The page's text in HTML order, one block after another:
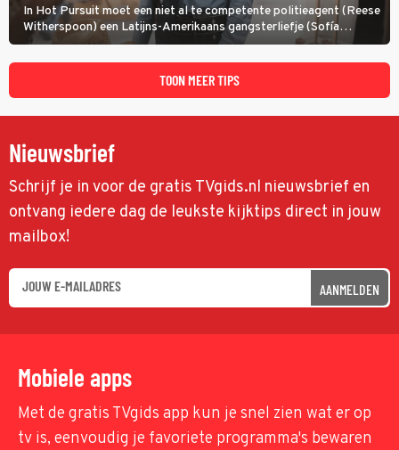
In Hot Pursuit moet een niet al te competente politieagent (Reese
Witherspoon) een Latijns-Amerikaans gangsterliefje (Sofía
Vergara) beschermen tegen corrupte agenten en moordlustige
maffiatypes.
TOON MEER TIPS
Nieuwsbrief
Schrijf je in voor de gratis TVgids.nl nieuwsbrief en
ontvang iedere dag de leukste kijktips direct in jouw
mailbox!
AANMELDEN
Mobiele apps
Met de gratis TVgids app kun je snel zien wat er op
tv is, eenvoudig je favoriete programma's bewaren